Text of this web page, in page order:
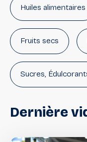
Huiles alimentaires
Fruits secs
Sucres,
Dernière